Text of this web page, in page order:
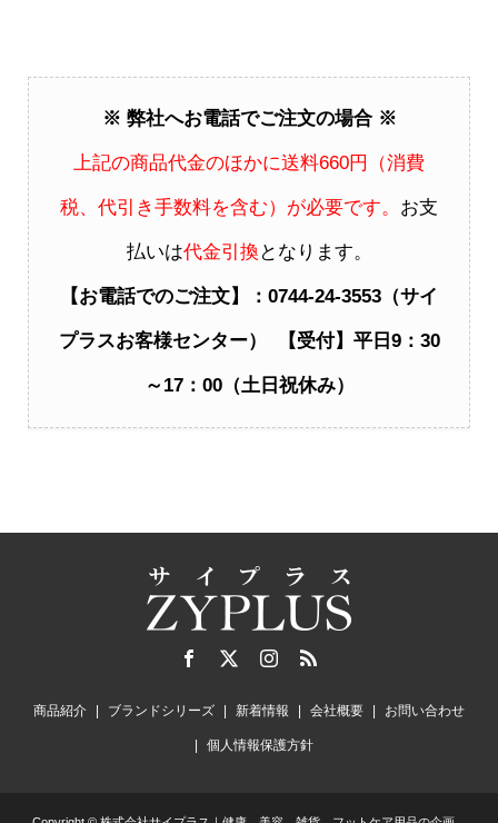
※ 弊社へお電話でご注文の場合 ※
上記の商品代金のほかに送料660円（消費
税、代引き手数料を含む）が必要です。 お支
払いは代金引換 となります。
【お電話でのご注文】：0744-24-3553（サイ
プラスお客様センター） 【受付】平日9：30
～17：00（土日祝休み）
商品紹介 ブランドシリーズ 新着情報 会社概要 お問い合わせ
個人情報保護方針